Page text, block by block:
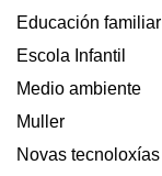
Educación familiar
Escola Infantil
Medio ambiente
Muller
Novas tecnoloxías